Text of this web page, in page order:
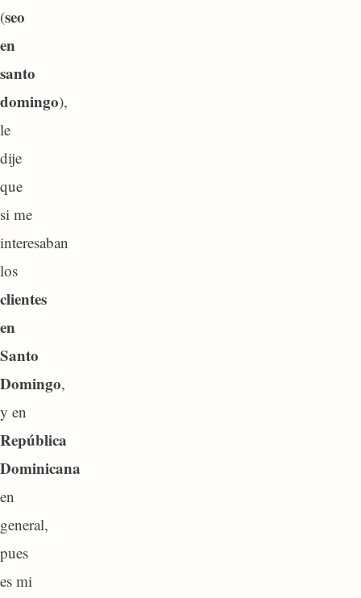
(seo
en
santo
domingo),
le
dije
que
si me
interesaban
los
clientes
en
Santo
Domingo,
y en
República
Dominicana
en
general,
pues
es mi